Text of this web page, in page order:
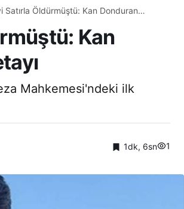
Satırla Öldürmüştü: Kan Donduran
Kan
Mahkemesi'ndeki ilk
1dk, 6sn 1